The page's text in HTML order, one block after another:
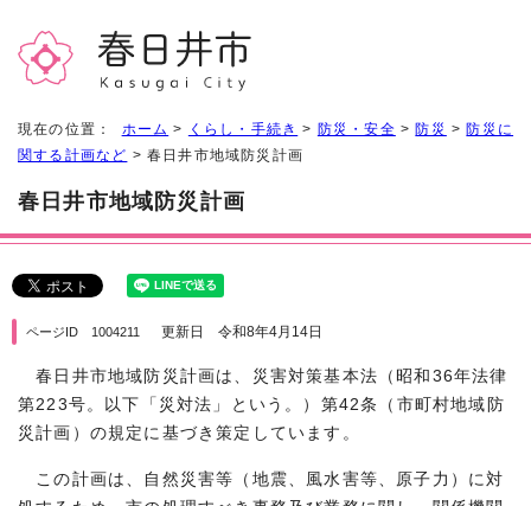
現在の位置： ホーム > くらし・手続き > 防災・安全 >防災 >防災に
関する計画など > 春日井市地域防災計画
春日井市地域防災計画
ページID 1004211 更新日 令和8年4月14日
春日井市地域防災計画は、災害対策基本法（昭和36年法律
第223号。以下「災対法」という。）第42条（市町村地域防
災計画）の規定に基づき策定しています。
この計画は、自然災害等（地震、風水害等、原子力）に対